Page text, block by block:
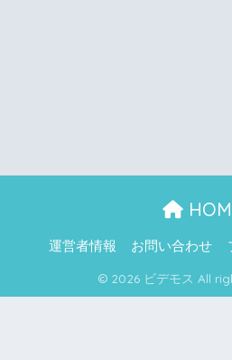
運営者情報 お問い合わせ
© 2026 ビデモス All